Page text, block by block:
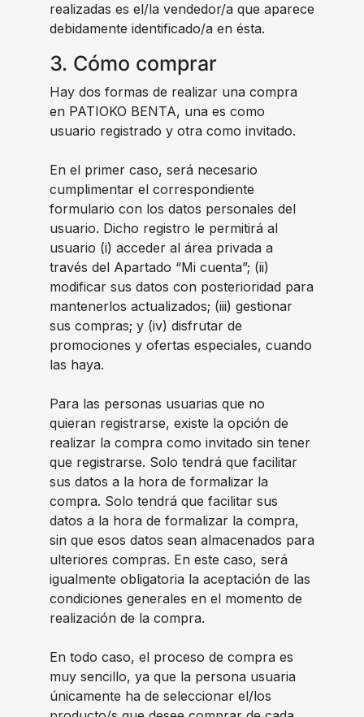
realizadas es el/la vendedor/a que aparece
debidamente identificado/a en ésta.
3. Cómo comprar
Hay dos formas de realizar una compra
en PATIOKO BENTA, una es como
usuario registrado y otra como invitado.
En el primer caso, será necesario
cumplimentar el correspondiente
formulario con los datos personales del
usuario. Dicho registro le permitirá al
usuario (i) acceder al área privada a
través del Apartado “Mi cuenta”; (ii)
modificar sus datos con posterioridad para
mantenerlos actualizados; (iii) gestionar
sus compras; y (iv) disfrutar de
promociones y ofertas especiales, cuando
las haya.
Para las personas usuarias que no
quieran registrarse, existe la opción de
realizar la compra como invitado sin tener
que registrarse. Solo tendrá que facilitar
sus datos a la hora de formalizar la
compra. Solo tendrá que facilitar sus
datos a la hora de formalizar la compra,
sin que esos datos sean almacenados para
ulteriores compras. En este caso, será
igualmente obligatoria la aceptación de las
condiciones generales en el momento de
realización de la compra.
En todo caso, el proceso de compra es
muy sencillo, ya que la persona usuaria
únicamente ha de seleccionar el/los